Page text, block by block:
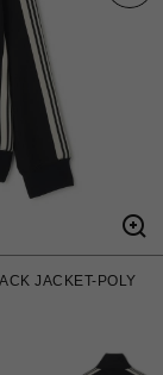
JACKET-POLY